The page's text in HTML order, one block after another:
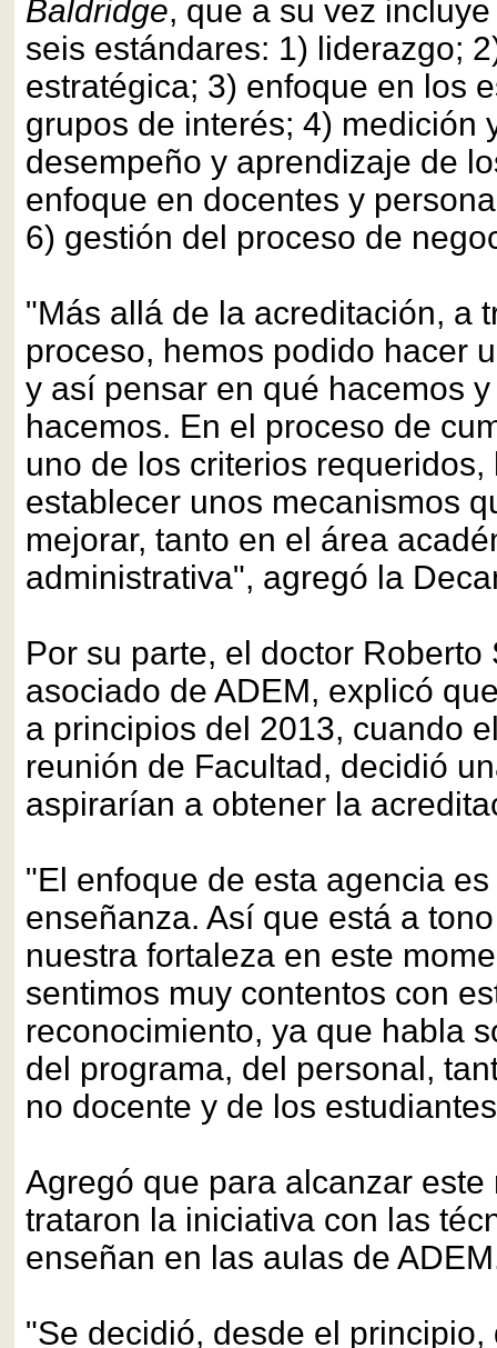
Baldridge, que a su vez
seis estándares: 1) liderazgo;
estratégica; 3) enfoque en los
grupos de interés; 4) medición
desempeño y aprendizaje de
enfoque en docentes y
6) gestión del proceso de
"Más allá de la acreditación, a
proceso, hemos podido hacer
y así pensar en qué hacemos
hacemos. En el proceso de
uno de los criterios
establecer unos mecanismos
mejorar, tanto en el área
administrativa", agregó la
Por su parte, el doctor Roberto
asociado de ADEM, explicó
a principios del 2013, cuando
reunión de Facultad, decidió
aspirarían a obtener la
"El enfoque de esta agencia
enseñanza. Así que está a
nuestra fortaleza en este
sentimos muy contentos con
reconocimiento, ya que habla
del programa, del personal,
no docente y de los
Agregó que para alcanzar
trataron la iniciativa con las
enseñan en las aulas de
"Se decidió, desde el